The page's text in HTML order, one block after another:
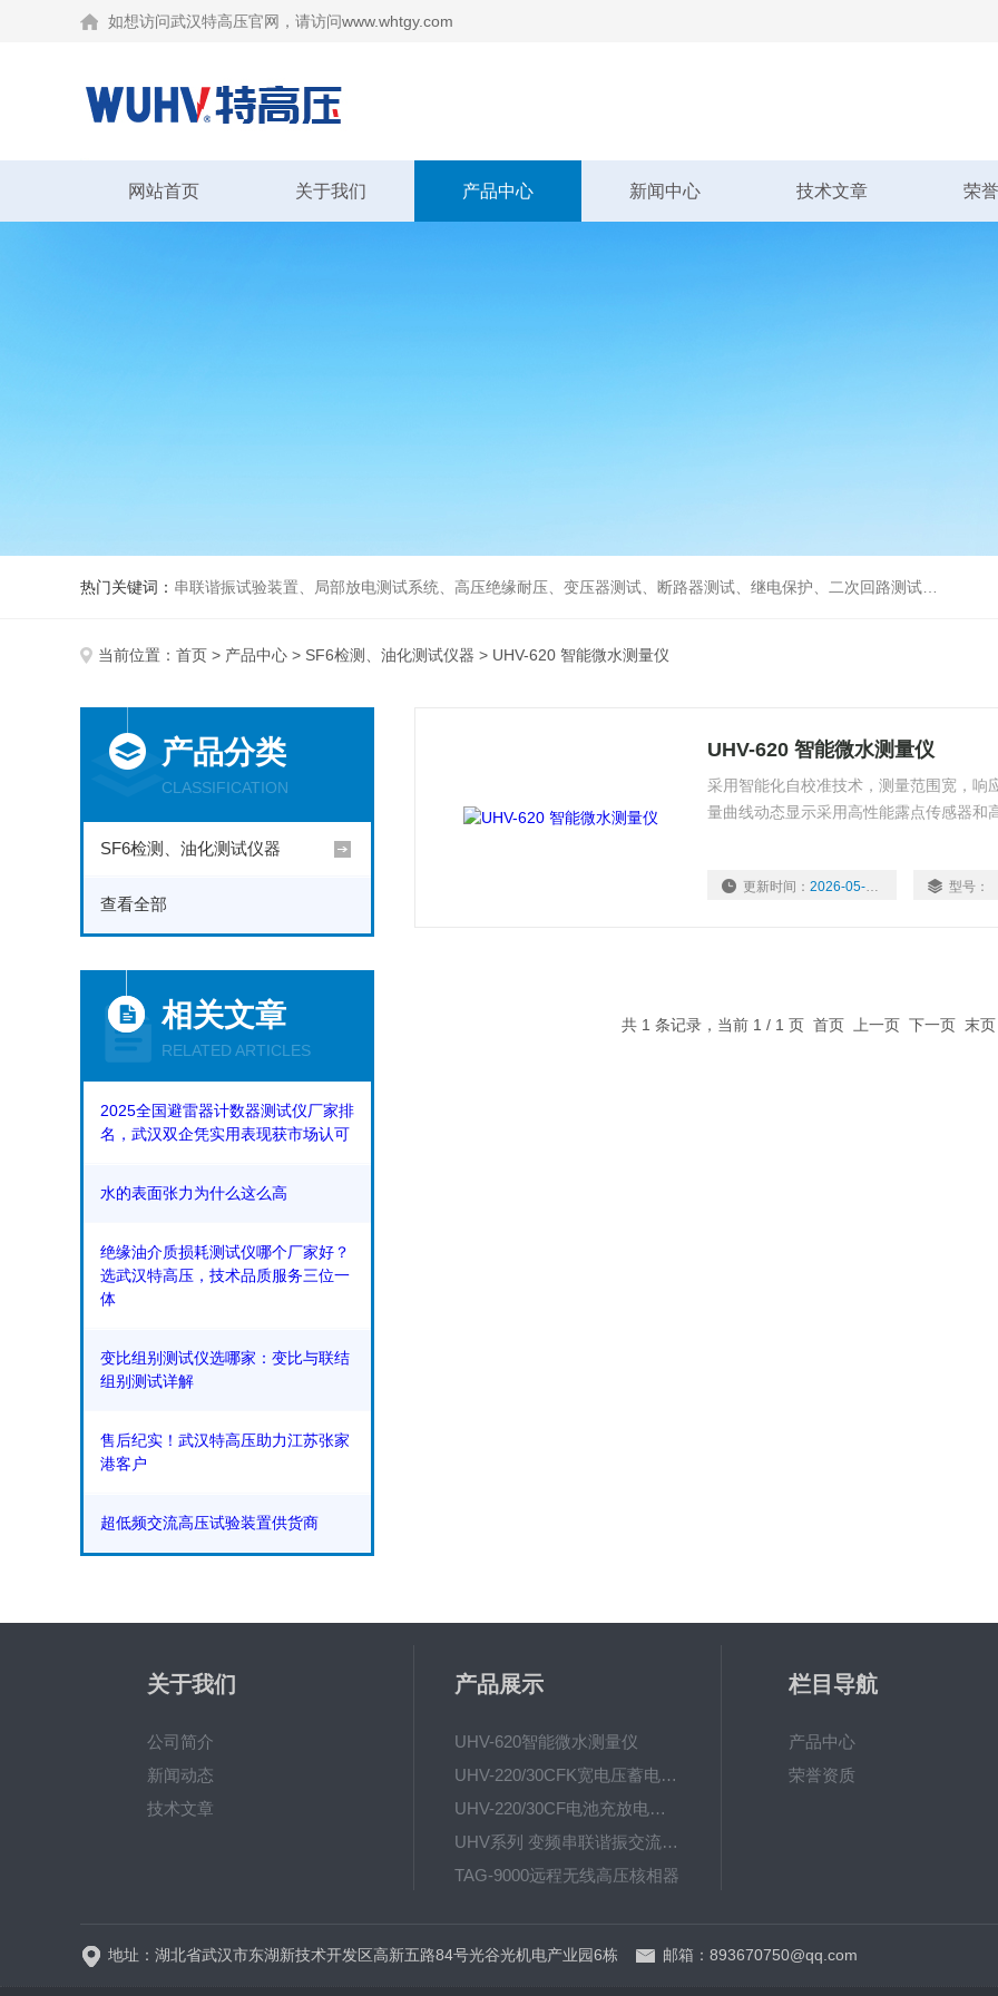
如想访问武汉特高压官网，请访问www.whtgy.com
网站首页 关于我们 产品中心 新闻中心 技术文章 荣
热门关键词： 串联谐振试验装置、局部放电测试系统、高压绝缘耐压、变压器测试、断路器测试、继电保护、二次回路测试、电
当前位置： 首页 > 产品中心 > SF6检测、油化测试仪器 > UHV-620 智能微水测量仪
产品分类
CLASSIFICATION
SF6检测、油化测试仪器
查看全部
相关文章
RELATED ARTICLES
2025全国避雷器计数器测试仪厂家排
名，武汉双企凭实用表现获市场认可
水的表面张力为什么这么高
绝缘油介质损耗测试仪哪个厂家好？
选武汉特高压，技术品质服务三位一
体
变比组别测试仪选哪家：变比与联结
组别测试详解
售后纪实！武汉特高压助力江苏张家
港客户
超低频交流高压试验装置供货商
UHV-620 智能微水测量仪
采用智能化自校准技术，测量范围宽，响
量曲线动态显示采用高性能露点传感器和
更新时间：2026-05-20 型号：
共 1 条记录，当前 1 / 1 页 首页 上一页 下一页 末
关于我们
公司简介
新闻动态
技术文章
产品展示
UHV-620智能微水测量仪
UHV-220/30CFK宽电压蓄电池充放电测试仪
UHV-220/30CF电池充放电测试仪
UHV系列 变频串联谐振交流耐压装置
TAG-9000远程无线高压核相器
栏目导航
产品中心
荣誉资质
地址：湖北省武汉市东湖新技术开发区高新五路84号光谷光机电产业园6栋 邮箱：893670750@qq.com